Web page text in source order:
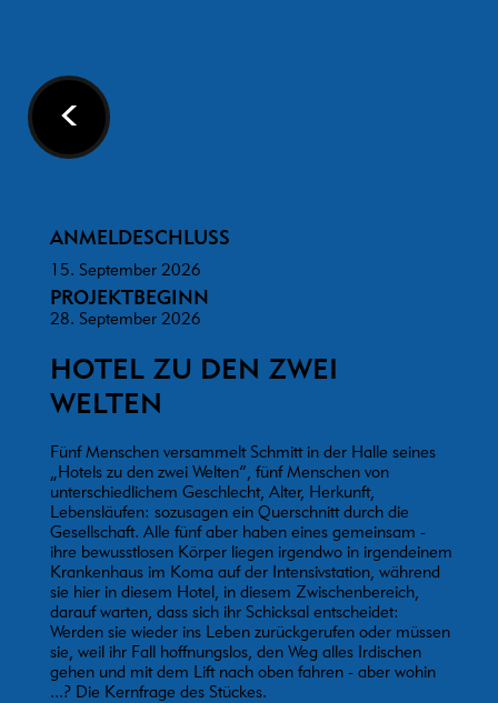
Fünf Menschen versammelt Schmitt in der Halle seines
„Hotels zu den zwei Welten“, fünf Menschen von
unterschiedlichem Geschlecht, Alter, Herkunft,
Lebensläufen: sozusagen ein Querschnitt durch die
Gesellschaft. Alle fünf aber haben eines gemeinsam -
ihre bewusstlosen Körper liegen irgendwo in irgendeinem
Krankenhaus im Koma auf der Intensivstation, während
sie hier in diesem Hotel, in diesem Zwischenbereich,
darauf warten, dass sich ihr Schicksal entscheidet:
Werden sie wieder ins Leben zurückgerufen oder müssen
sie, weil ihr Fall hoffnungslos, den Weg alles Irdischen
gehen und mit dem Lift nach oben fahren - aber wohin
...? Die Kernfrage des Stückes.
HOTEL ZU DEN ZWEI
WELTEN
ANMELDESCHLUSS
15. September 2026
PROJEKTBEGINN
28. September 2026
<